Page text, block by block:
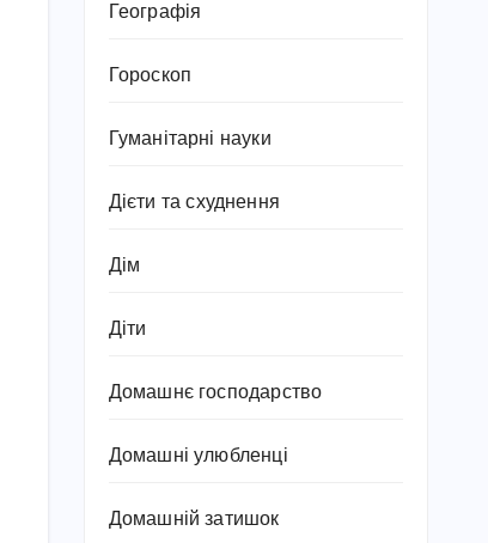
Географія
Гороскоп
Гуманітарні науки
Дієти та схуднення
Дім
Діти
Домашнє господарство
Домашні улюбленці
Домашній затишок